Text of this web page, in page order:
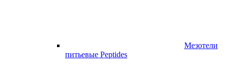
Мезотели
питьевые Peptides